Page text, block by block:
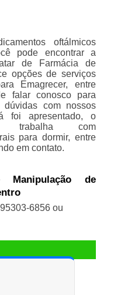
oftálmicos
pode encontrar a
de Farmácia de
opções de serviços
Emagrecer, entre
falar conosco para
com nossos
foi apresentado, o
trabalha com
para dormir, entre
em contato.
de
6856 ou